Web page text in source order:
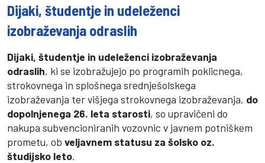
Dijaki, študentje in udeleženci
izobraževanja odraslih
Dijaki, študentje in udeleženci izobraževanja
odraslih, ki se izobražujejo po programih poklicnega,
strokovnega in splošnega srednješolskega
izobraževanja ter višjega strokovnega izobraževanja, do
dopolnjenega 26. leta starosti, so upravičeni do
nakupa subvencioniranih vozovnic v javnem potniškem
prometu, ob veljavnem statusu za šolsko oz.
študijsko leto.